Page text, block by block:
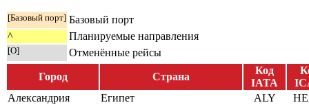
[Базовый порт] Базовый порт
^
Планируемые направления
[О] Отменённые рейсы
Город Страна
Код
IATA
Александрия
Египет ALY